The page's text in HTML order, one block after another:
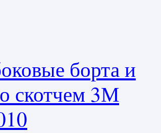
борта и
скотчем 3М